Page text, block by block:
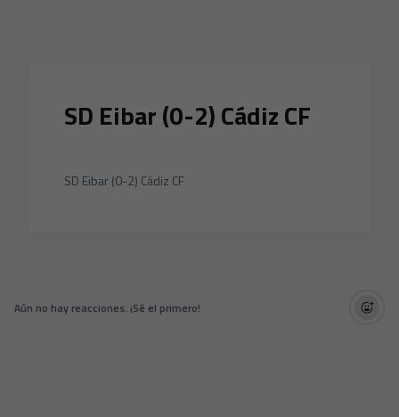
SD Eibar (0-2) Cádiz CF
SD Eibar (0-2) Cádiz CF
Aún no hay reacciones. ¡Sé el primero!